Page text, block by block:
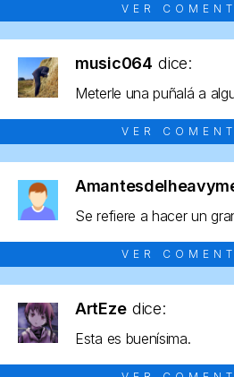
VER
music064 dice:
Meterle una puñalá a
VER
Se refiere a hacer un
VER
ArtEze dice:
Esta es buenísima.